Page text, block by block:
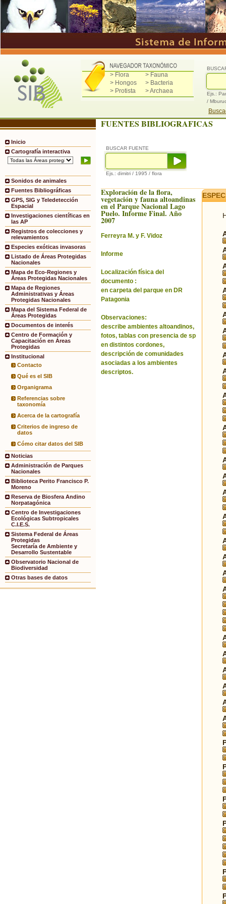
> Flora
> Fauna
> Hongos
> Bacteria
> Protista
> Archaea
Ejs.:
/
Inicio
Cartografía interactiva
Sonidos de animales
Fuentes Bibliográficas
GPS, SIG y Teledetección
Espacial
Investigaciones científicas en
las AP
Registros de colecciones y
relevamientos
Especies exóticas invasoras
Listado de Áreas Protegidas
Nacionales
Mapa de Eco-Regiones y
Áreas Protegidas Nacionales
Mapa de Regiones
Administrativas y Áreas
Protegidas Nacionales
Mapa del Sistema Federal de
Áreas Protegidas
Documentos de interés
Centro de Formación y
Capacitación en Áreas
Protegidas
Institucional
Contacto
Qué es el SIB
Organigrama
Referencias sobre
taxonomía
Acerca de la cartografía
Criterios de ingreso de
datos
Cómo citar datos del SIB
Noticias
Administración de Parques
Nacionales
Biblioteca Perito Francisco P.
Moreno
Reserva de Biosfera Andino
Norpatagónica
Centro de Investigaciones
Ecológicas Subtropicales
C.I.E.S.
Sistema Federal de Áreas
Protegidas
Secretaría de Ambiente y
Desarrollo Sustentable
Observatorio Nacional de
Biodiversidad
Otras bases de datos
FUENTES BIBLIOGRAFICAS
BUSCAR FUENTE
Ejs.: dimitri / 1995 / flora
Exploración de la flora,
vegetación y fauna altoandinas
en el Parque Nacional Lago
Puelo. Informe Final. Año
2007
Ferreyra M. y F. Vidoz
Informe
Localización física del
documento :
en carpeta del parque en DR
Patagonia
Observaciones:
describe ambientes altoandinos,
fotos, tablas con presencia de sp
en distintos cordones,
descripción de comunidades
asociadas a los ambientes
descriptos.